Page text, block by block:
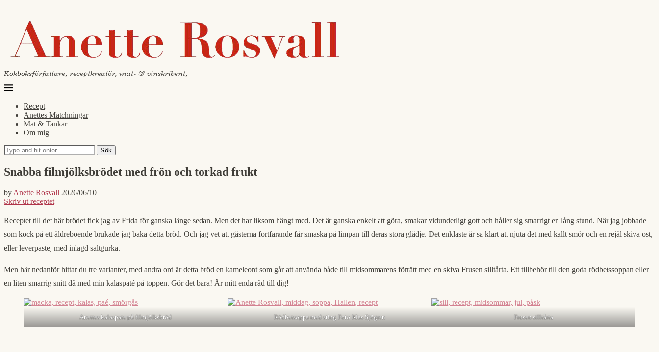
Kokboksförfattare, receptkreatör, mat- & vinskribent,
Recept
Anettes Matchningar
Mat & Tankar
Om mig
Sök
Snabba filmjölksbrödet med frön och torkad frukt
by Anette Rosvall 2026/06/10
Skriv ut receptet
Receptet till det här brödet fick jag av Frida för ganska länge sedan. Men det har liksom hängt med. Det är ganska enkelt att göra, smakar vidunderligt gott och håller sig smarrigt en lång stund. När jag jobbade
som kock på ett äldreboende brukade jag baka detta bröd. Och jag vet att gästerna fortfarande får smaska på limpan till deras stora glädje. Det enklaste är så klart att njuta det med kallt smör och en rejäl skiva ost,
eller leverpastej med inlagd saltgurka.
Men här nedanför hittar du tre varianter, med andra ord är detta bröd en kameleont som går att använda både till midsommarens förrätt med en skiva Frusen silltårta. Ett tillbehör till den goda rödbetssoppan eller
en liten smarrig snitt då med min kalaspaté på toppen. Gör det bara! Är mitt enda råd till dig!
Anettes kalaspate på filmjölksbröd Rödbetsoppa med sting Foto Klas Sjögren Frusen silltårta